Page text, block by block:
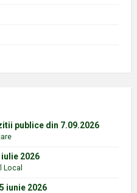
publice din 7.09.2026
2026
Local
iunie 2026